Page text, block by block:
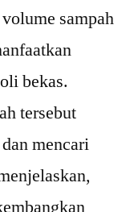
sampah
bekas.
tersebut
mencari